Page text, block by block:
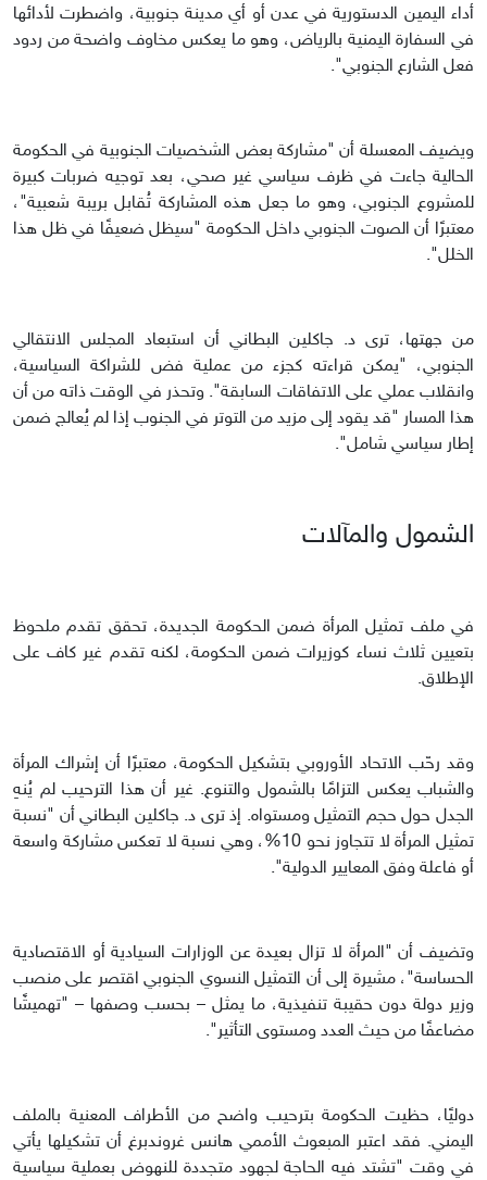
أداء اليمين الدستورية في عدن أو أي مدينة جنوبية، واضطرت لأدائها
في السفارة اليمنية بالرياض، وهو ما يعكس مخاوف واضحة من ردود
فعل الشارع الجنوبي".
ويضيف المعسلة أن "مشاركة بعض الشخصيات الجنوبية في الحكومة
الحالية جاءت في ظرف سياسي غير صحي، بعد توجيه ضربات كبيرة
للمشروع الجنوبي، وهو ما جعل هذه المشاركة تُقابل بريبة شعبية"،
معتبرًا أن الصوت الجنوبي داخل الحكومة "سيظل ضعيفًا في ظل هذا
الخلل".
من جهتها، ترى د. جاكلين البطاني أن استبعاد المجلس الانتقالي
الجنوبي، "يمكن قراءته كجزء من عملية فض للشراكة السياسية،
وانقلاب عملي على الاتفاقات السابقة". وتحذر في الوقت ذاته من أن
هذا المسار "قد يقود إلى مزيد من التوتر في الجنوب إذا لم يُعالج ضمن
إطار سياسي شامل".
الشمول والمآلات
في ملف تمثيل المرأة ضمن الحكومة الجديدة، تحقق تقدم ملحوظ
بتعيين ثلاث نساء كوزيرات ضمن الحكومة، لكنه تقدم غير كاف على
الإطلاق.
وقد رحّب الاتحاد الأوروبي بتشكيل الحكومة، معتبرًا أن إشراك المرأة
والشباب يعكس التزامًا بالشمول والتنوع. غير أن هذا الترحيب لم يُنهِ
الجدل حول حجم التمثيل ومستواه. إذ ترى د. جاكلين البطاني أن "نسبة
تمثيل المرأة لا تتجاوز نحو 10%، وهي نسبة لا تعكس مشاركة واسعة
أو فاعلة وفق المعايير الدولية".
وتضيف أن "المرأة لا تزال بعيدة عن الوزارات السيادية أو الاقتصادية
الحساسة"، مشيرة إلى أن التمثيل النسوي الجنوبي اقتصر على منصب
وزير دولة دون حقيبة تنفيذية، ما يمثل – بحسب وصفها – "تهميشًا
مضاعفًا من حيث العدد ومستوى التأثير".
دوليًا، حظيت الحكومة بترحيب واضح من الأطراف المعنية بالملف
اليمني. فقد اعتبر المبعوث الأممي هانس غروندبرغ أن تشكيلها يأتي
في وقت "تشتد فيه الحاجة لجهود متجددة للنهوض بعملية سياسية